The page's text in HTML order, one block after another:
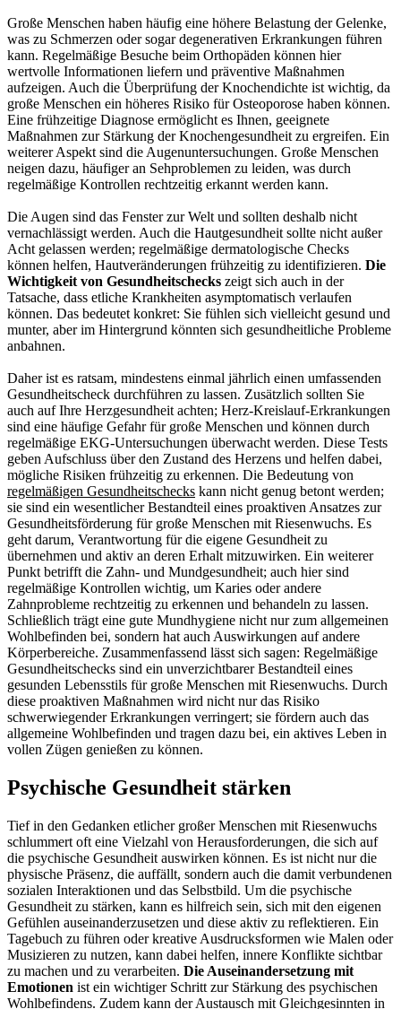
Große Menschen haben häufig eine höhere Belastung der Gelenke,
was zu Schmerzen oder sogar degenerativen Erkrankungen führen
kann. Regelmäßige Besuche beim Orthopäden können hier
wertvolle Informationen liefern und präventive Maßnahmen
aufzeigen. Auch die Überprüfung der Knochendichte ist wichtig, da
große Menschen ein höheres Risiko für Osteoporose haben können.
Eine frühzeitige Diagnose ermöglicht es Ihnen, geeignete
Maßnahmen zur Stärkung der Knochengesundheit zu ergreifen. Ein
weiterer Aspekt sind die Augenuntersuchungen. Große Menschen
neigen dazu, häufiger an Sehproblemen zu leiden, was durch
regelmäßige Kontrollen rechtzeitig erkannt werden kann.
Die Augen sind das Fenster zur Welt und sollten deshalb nicht
vernachlässigt werden. Auch die Hautgesundheit sollte nicht außer
Acht gelassen werden; regelmäßige dermatologische Checks
können helfen, Hautveränderungen frühzeitig zu identifizieren. Die
Wichtigkeit von Gesundheitschecks zeigt sich auch in der
Tatsache, dass etliche Krankheiten asymptomatisch verlaufen
können. Das bedeutet konkret: Sie fühlen sich vielleicht gesund und
munter, aber im Hintergrund könnten sich gesundheitliche Probleme
anbahnen.
Daher ist es ratsam, mindestens einmal jährlich einen umfassenden
Gesundheitscheck durchführen zu lassen. Zusätzlich sollten Sie
auch auf Ihre Herzgesundheit achten; Herz-Kreislauf-Erkrankungen
sind eine häufige Gefahr für große Menschen und können durch
regelmäßige EKG-Untersuchungen überwacht werden. Diese Tests
geben Aufschluss über den Zustand des Herzens und helfen dabei,
mögliche Risiken frühzeitig zu erkennen. Die Bedeutung von
regelmäßigen Gesundheitschecks kann nicht genug betont werden;
sie sind ein wesentlicher Bestandteil eines proaktiven Ansatzes zur
Gesundheitsförderung für große Menschen mit Riesenwuchs. Es
geht darum, Verantwortung für die eigene Gesundheit zu
übernehmen und aktiv an deren Erhalt mitzuwirken. Ein weiterer
Punkt betrifft die Zahn- und Mundgesundheit; auch hier sind
regelmäßige Kontrollen wichtig, um Karies oder andere
Zahnprobleme rechtzeitig zu erkennen und behandeln zu lassen.
Schließlich trägt eine gute Mundhygiene nicht nur zum allgemeinen
Wohlbefinden bei, sondern hat auch Auswirkungen auf andere
Körperbereiche. Zusammenfassend lässt sich sagen: Regelmäßige
Gesundheitschecks sind ein unverzichtbarer Bestandteil eines
gesunden Lebensstils für große Menschen mit Riesenwuchs. Durch
diese proaktiven Maßnahmen wird nicht nur das Risiko
schwerwiegender Erkrankungen verringert; sie fördern auch das
allgemeine Wohlbefinden und tragen dazu bei, ein aktives Leben in
vollen Zügen genießen zu können.
Psychische Gesundheit stärken
Tief in den Gedanken etlicher großer Menschen mit Riesenwuchs
schlummert oft eine Vielzahl von Herausforderungen, die sich auf
die psychische Gesundheit auswirken können. Es ist nicht nur die
physische Präsenz, die auffällt, sondern auch die damit verbundenen
sozialen Interaktionen und das Selbstbild. Um die psychische
Gesundheit zu stärken, kann es hilfreich sein, sich mit den eigenen
Gefühlen auseinanderzusetzen und diese aktiv zu reflektieren. Ein
Tagebuch zu führen oder kreative Ausdrucksformen wie Malen oder
Musizieren zu nutzen, kann dabei helfen, innere Konflikte sichtbar
zu machen und zu verarbeiten. Die Auseinandersetzung mit
Emotionen ist ein wichtiger Schritt zur Stärkung des psychischen
Wohlbefindens. Zudem kann der Austausch mit Gleichgesinnten in